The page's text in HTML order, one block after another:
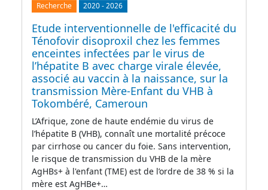
Recherche 2020-2026
Etude interventionnelle de l'efficacité du
Ténofovir disoproxil chez les femmes
enceintes infectées par le virus de
l’hépatite B avec charge virale élevée,
associé au vaccin à la naissance, sur la
transmission Mère-Enfant du VHB à
Tokombéré, Cameroun
L’Afrique, zone de haute endémie du virus de
l’hépatite B (VHB), connaît une mortalité précoce
par cirrhose ou cancer du foie. Sans intervention,
le risque de transmission du VHB de la mère
AgHBs+ à l'enfant (TME) est de l’ordre de 38 % si la
mère est AgHBe+…